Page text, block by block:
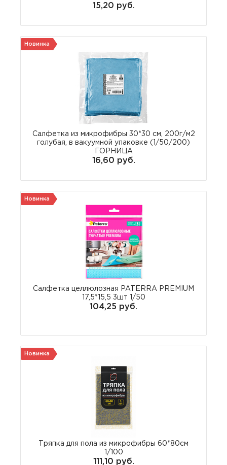
15,20 руб.
Салфетка из микрофибры 30*30 см, 200г/м2
голубая, в вакуумной упаковке (1/50/200)
ГОРНИЦА
16,60 руб.
Новинка
Салфетка целлюлозная PATERRA PREMIUM
17,5*15,5 3шт 1/50
104,25 руб.
Новинка
Тряпка для пола из микрофибры 60*80см
1/100
111,10 руб.
Новинка